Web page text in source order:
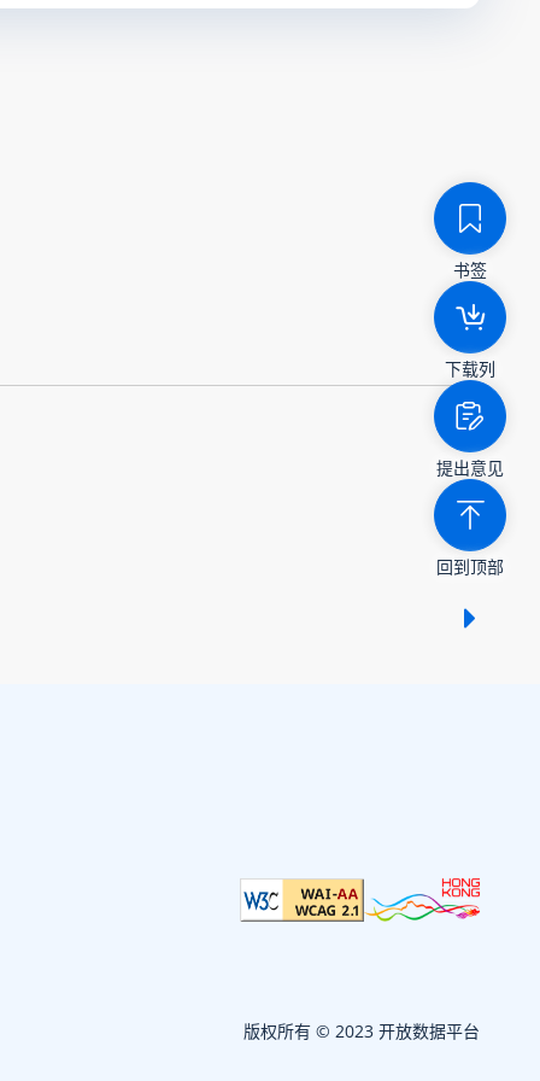
书签
下载列
提出意见
回到顶部
版权所有 © 2023 开放数据平台